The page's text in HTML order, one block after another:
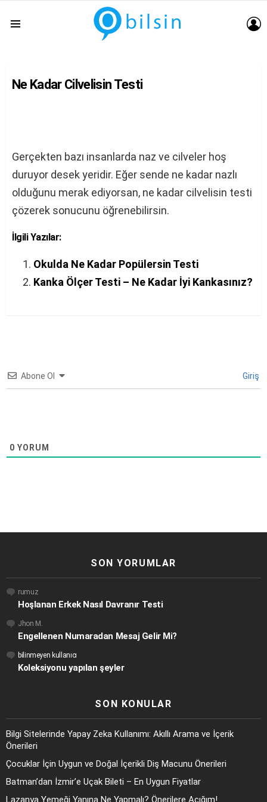
Ne Kadar Cilvelisin Testi
Gerçekten bazı insanlarda naz ve cilveler hoş
duruyor desek yeridir. Eğer sende ne kadar nazlı
olduğunu merak ediyorsan, ne kadar cilvelisin testi
çözerek sonucunu öğrenebilirsin.
İlgili Yazılar:
Okulda Ne Kadar Popülersin Testi
Kanka Ölçer Testi – Ne Kadar İyi Kankasınız?
Abone Ol Giriş
0 YORUM
SON YORUMLAR
rumuz
Hoşlanan Erkek Nasıl Davranır Testi
Jhon M.
Engellenen Numaradan Mesaj Gelir Mi?
bilinmeyen kullanıcı
Koleksiyonu yapılan şeyler
SON KONULAR
Bilgi Sitelerinde Yapay Zeka Kullanımı: Akıllı Arama ve İçerik
Önerileri
Çocuklar İçin Uygun ve Doğal İçerikli Diş Macunu Önerileri
Batman’dan İzmir’e Uçak Bileti – En Uygun Fiyatlar
Lazanya Yemeği Yanına Ne Yapmalı? Önerilere Açığım!